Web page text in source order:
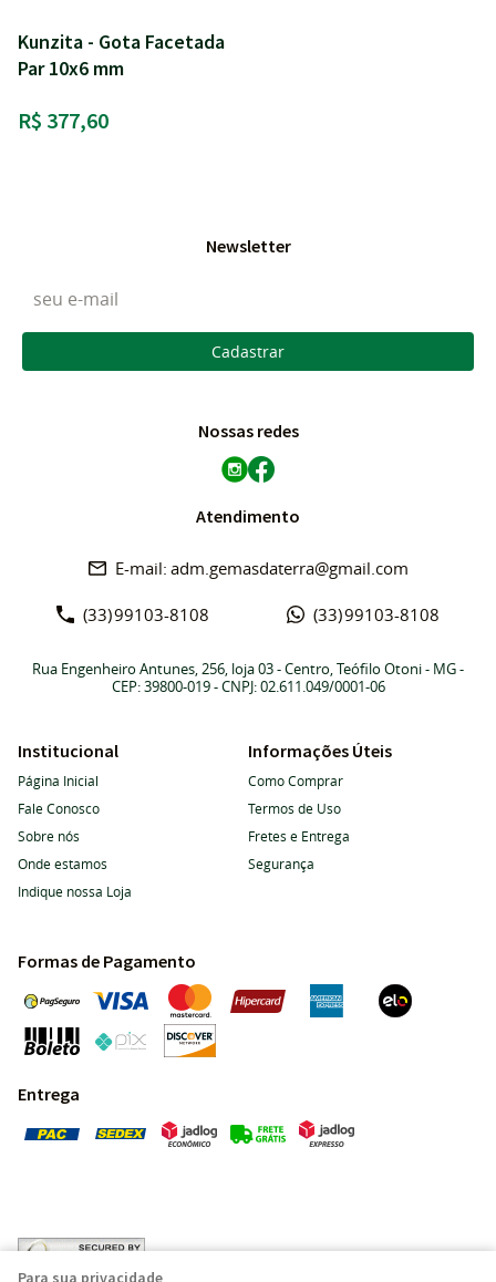
Kunzita - Gota Facetada
Par 10x6 mm
R$ 377,60
Newsletter
Cadastrar
Nossas redes
Atendimento
(33)99103-8108 (33)99103-8108
adm.gemasdaterra@gmail.com
Rua Engenheiro Antunes, 256, loja 03-Centro, Teófilo Otoni- MG-
CEP: 39800-019- CNPJ: 02.611.049/0001-06
Institucional
Página Inicial
Fale Conosco
Sobre nós
Onde estamos
Indique nossa Loja
Informações Úteis
Como Comprar
Termos de Uso
Fretes e Entrega
Segurança
Formas de Pagamento
Entrega
Para sua privacidade